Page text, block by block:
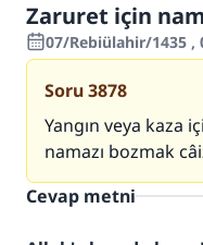
Zaruret için
07/Rebiülahir/1435 ,
Soru3878
Yangın veya kaza
namazı bozmak
Cevap metni